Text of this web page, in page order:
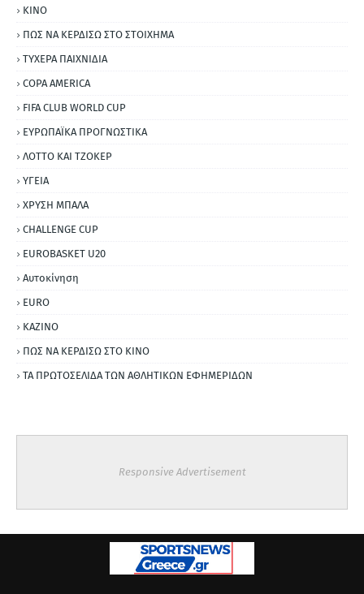
ΚΙΝΟ
ΠΩΣ ΝΑ ΚΕΡΔΙΣΩ ΣΤΟ ΣΤΟΙΧΗΜΑ
ΤΥΧΕΡΑ ΠΑΙΧΝΙΔΙΑ
COPA AMERICA
FIFA CLUB WORLD CUP
ΕΥΡΩΠΑΪΚΑ ΠΡΟΓΝΩΣΤΙΚΑ
ΛΟΤΤΟ ΚΑΙ ΤΖΟΚΕΡ
ΥΓΕΙΑ
ΧΡΥΣΗ ΜΠΑΛΑ
CHALLENGE CUP
EUROBASKET U20
Αυτοκίνηση
ΕURO
ΚΑΖΙΝΟ
ΠΩΣ ΝΑ ΚΕΡΔΙΣΩ ΣΤΟ ΚΙΝΟ
ΤΑ ΠΡΩΤΟΣΕΛΙΔΑ ΤΩΝ ΑΘΛΗΤΙΚΩΝ ΕΦΗΜΕΡΙΔΩΝ
Responsive Advertisement